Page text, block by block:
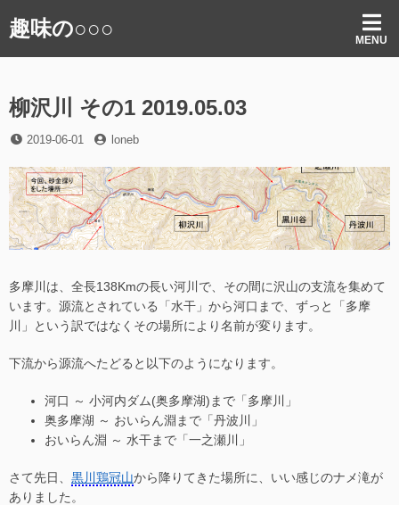
ン
へ
キ
ッ
プ
趣味の○○○ MENU
柳沢川 その1 2019.05.03
投
日
2019-06-01
投
者
loneb
多摩川は、全長138Kmの長い河川で、その間に沢山の支流を集めて
います。源流とされている「水干」から河口まで、ずっと「多摩
川」という訳ではなくその場所により名前が変ります。
下流から源流へたどると以下のようになります。
河口 ～ 小河内ダム(奥多摩湖)まで「多摩川」
奥多摩湖 ～ おいらん淵まで「丹波川」
おいらん淵 ～ 水干まで「一之瀬川」
さて先日、 黒川鶏冠山から降りてきた場所に、いい感じのナメ滝が
ありました。